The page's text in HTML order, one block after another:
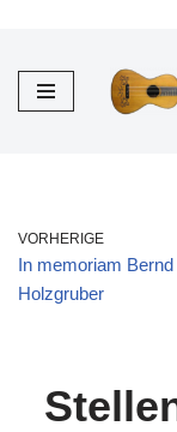
Inhalt
VORHERIGE
In memoriam Bernd
Holzgruber